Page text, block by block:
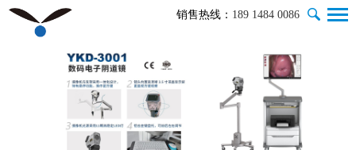
销售热线： 189 1484 0086